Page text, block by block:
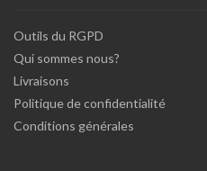
Outils du RGPD
Qui sommes nous?
Livraisons
Politique de confidentialité
Conditions générales